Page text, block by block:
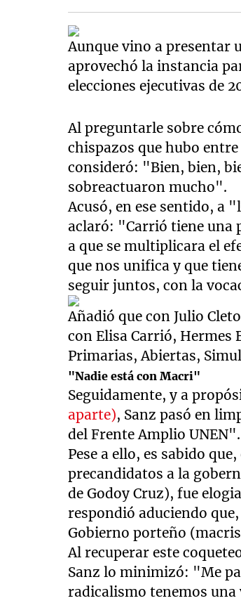
Aunque vino a presentar
aprovechó la instancia
elecciones ejecutivas de
Al preguntarle sobre
chispazos que hubo
consideró: "Bien, bien,
sobreactuaron mucho".
Acusó, en ese sentido, a
aclaró: "Carrió tiene una
a que se multiplicara el
que nos unifica y que
seguir juntos, con la
Añadió que con Julio
con Elisa Carrió, Hermes
Primarias, Abiertas,
"Nadie está con Macri"
Seguidamente, y a
aparte), Sanz pasó en
del Frente Amplio UNEN".
Pese a ello, es sabido
precandidatos a la
de Godoy Cruz), fue
respondió aduciendo
Gobierno porteño
Al recuperar este
Sanz lo minimizó: "Me
radicalismo tenemos